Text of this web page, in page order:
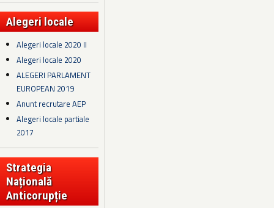
Alegeri locale
Alegeri locale 2020 II
Alegeri locale 2020
ALEGERI PARLAMENT
EUROPEAN 2019
Anunt recrutare AEP
Alegeri locale partiale
2017
Strategia
Națională
Anticorupție